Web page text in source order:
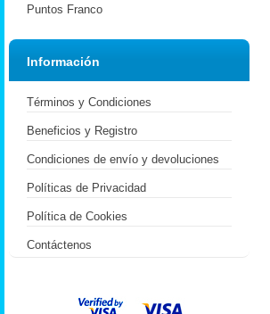
Puntos Franco
Información
Términos y Condiciones
Beneficios y Registro
Condiciones de envío y devoluciones
Políticas de Privacidad
Política de Cookies
Contáctenos